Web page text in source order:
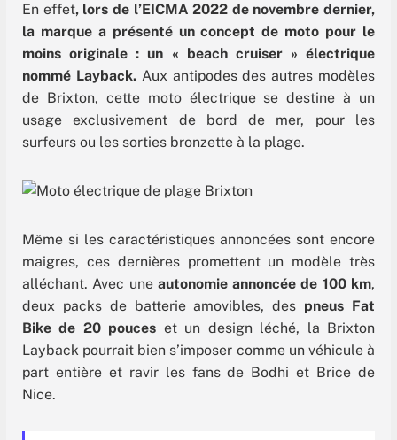
En effet, lors de l’EICMA 2022 de novembre dernier,
la marque a présenté un concept de moto pour le
moins originale : un « beach cruiser » électrique
nommé Layback.Aux antipodes des autres modèles
de Brixton, cette moto électrique se destine à un
usage exclusivement de bord de mer, pour les
surfeurs ou les sorties bronzette à la plage.
Même si les caractéristiques annoncées sont encore
maigres, ces dernières promettent un modèle très
alléchant. Avec une autonomie annoncée de 100 km,
deux packs de batterie amovibles, des pneus Fat
Bike de 20 pouces et un design léché, la Brixton
Layback pourrait bien s’imposer comme un véhicule à
part entière et ravir les fans de Bodhi et Brice de
Nice.